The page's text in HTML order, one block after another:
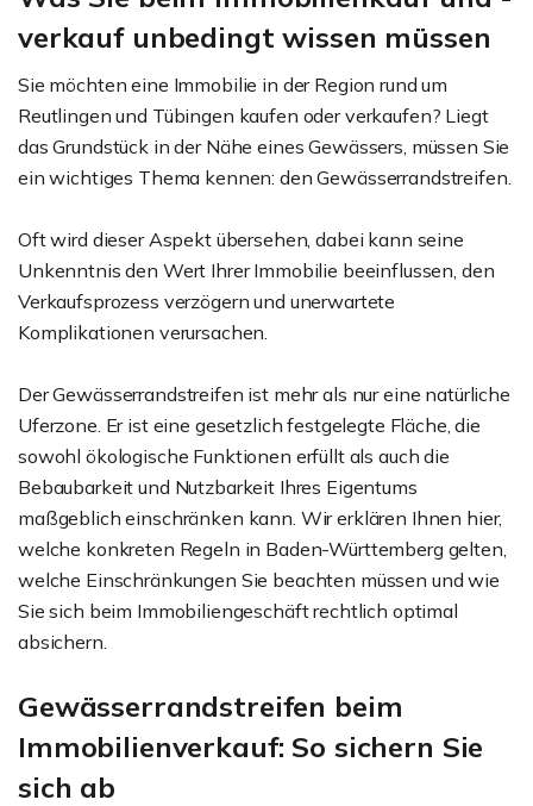
verkauf unbedingt wissen müssen
Sie möchten eine Immobilie in der Region rund um
Reutlingen und Tübingen kaufen oder verkaufen? Liegt
das Grundstück in der Nähe eines Gewässers, müssen Sie
ein wichtiges Thema kennen: den Gewässerrandstreifen.
Oft wird dieser Aspekt übersehen, dabei kann seine
Unkenntnis den Wert Ihrer Immobilie beeinflussen, den
Verkaufsprozess verzögern und unerwartete
Komplikationen verursachen.
Der Gewässerrandstreifen ist mehr als nur eine natürliche
Uferzone. Er ist eine gesetzlich festgelegte Fläche, die
sowohl ökologische Funktionen erfüllt als auch die
Bebaubarkeit und Nutzbarkeit Ihres Eigentums
maßgeblich einschränken kann. Wir erklären Ihnen hier,
welche konkreten Regeln in Baden-Württemberg gelten,
welche Einschränkungen Sie beachten müssen und wie
Sie sich beim Immobiliengeschäft rechtlich optimal
absichern.
Gewässerrandstreifen beim
Immobilienverkauf: So sichern Sie
sich ab